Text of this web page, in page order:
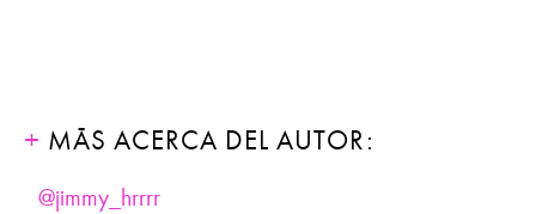
MÁS ACERCA DEL AUTOR:
@jimmy_hrrrr